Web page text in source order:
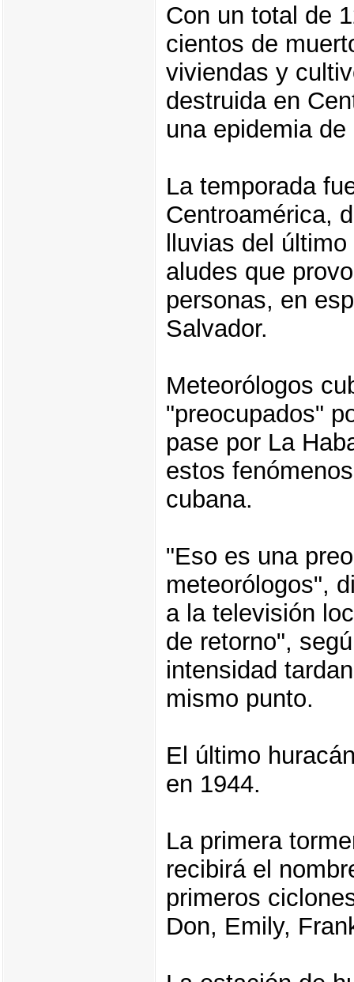
Con un total de
cientos de
viviendas y
destruida en
una epidemia
La temporada
Centroamérica,
lluvias del
aludes que
personas, en
Salvador.
Meteorólogos
"preocupados"
pase por La
estos
cubana.
"Eso es una
meteorólogos",
a la televisión
de retorno",
intensidad
mismo punto.
El último
en 1944.
La primera
recibirá el
primeros
Don, Emily,